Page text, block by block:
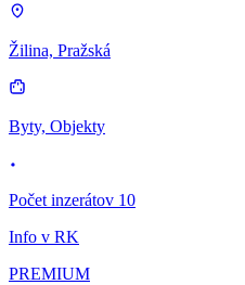
Žilina, Pražská
Byty, Objekty
Počet inzerátov 10
Info v RK
PREMIUM